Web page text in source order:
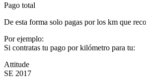
Pago total
De esta forma solo pagas por los km que
Por ejemplo:
Si contratas tu pago por kilómetro para tu:
Attitude
SE 2017